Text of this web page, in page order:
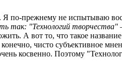
по-прежнему не испытываю
так: "Технологий творчества"
А вот то, что такое
чисто субъективное
косвенно. Поэтому